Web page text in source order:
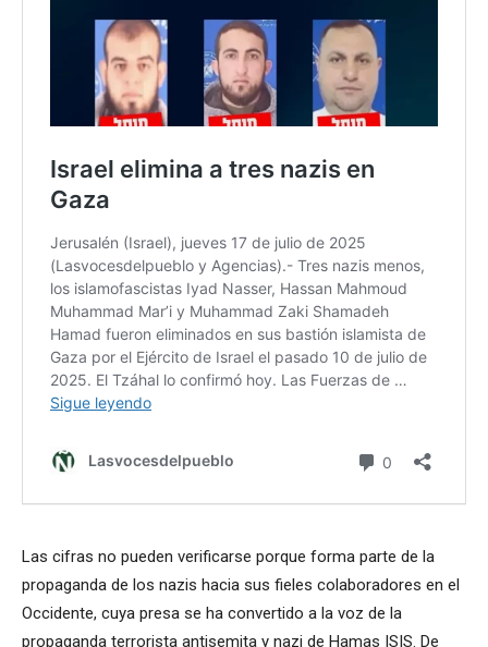
Las cifras no pueden verificarse porque forma parte de la
propaganda de los nazis hacia sus fieles colaboradores en el
Occidente, cuya presa se ha convertido a la voz de la
propaganda terrorista antisemita y nazi de Hamas ISIS. De